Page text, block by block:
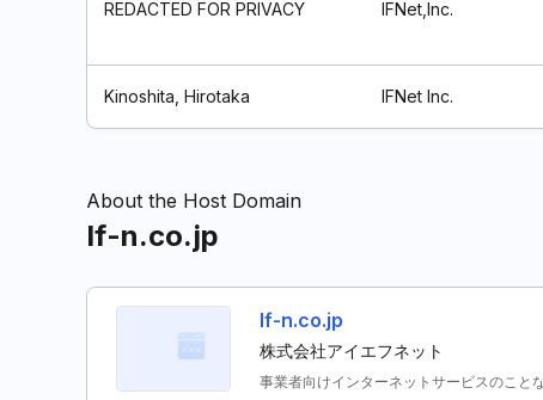
REDACTED FOR PRIVACY IFNet,Inc.
Kinoshita, Hirotaka IFNet Inc.
About the Host Domain
If-n.co.jp
If-n.co.jp
株式会社アイエフネット
事業者向けインターネットサービスのこと